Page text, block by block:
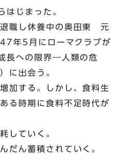
はじまった。
職し休養中の奥田東 元
年5月にローマクラブが
長への限界―人類の危
に出会う。
加する。しかし、食料生
る時期に食料不足時代が
していく。
だん蓄積されていく。